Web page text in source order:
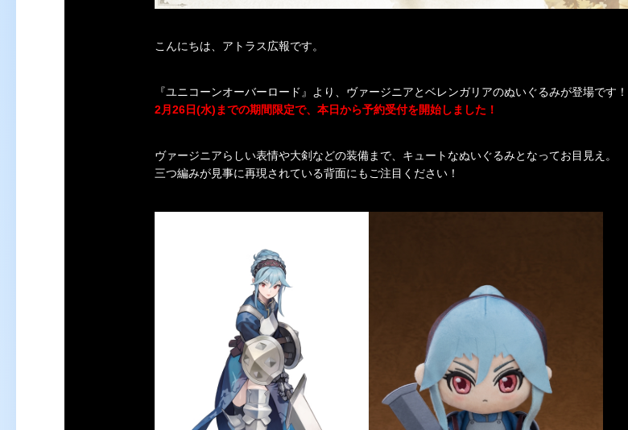
こんにちは、アトラス広報です。
『ユニコーンオーバーロード 』より、ヴァージニアとベレンガリアのぬいぐるみが登場です！
2月26日(水)までの期間限定で、本日から予約受付を開始しました！
ヴァージニアらしい表情や大剣などの装備まで、キュートなぬいぐるみとなってお目見え。
三つ編みが見事に再現されている背面にもご注目ください！